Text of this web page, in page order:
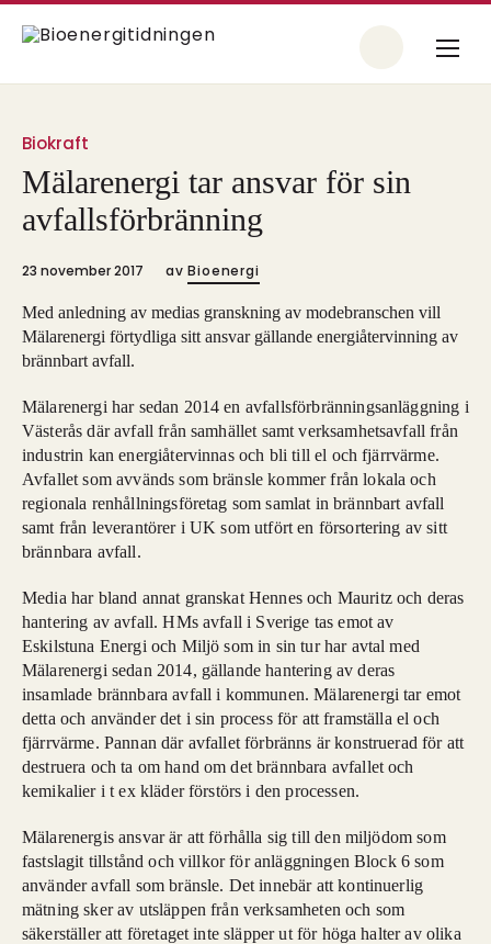
Biokraft
Mälarenergi tar ansvar för sin
avfallsförbränning
23 november 2017 av Bioenergi
Med anledning av medias granskning av modebranschen vill
Mälarenergi förtydliga sitt ansvar gällande energiåtervinning av
brännbart avfall.
Mälarenergi har sedan 2014 en avfallsförbränningsanläggning i
Västerås där avfall från samhället samt verksamhetsavfall från
industrin kan energiåtervinnas och bli till el och fjärrvärme.
Avfallet som avvänds som bränsle kommer från lokala och
regionala renhållningsföretag som samlat in brännbart avfall
samt från leverantörer i UK som utfört en försortering av sitt
brännbara avfall.
Media har bland annat granskat Hennes och Mauritz och deras
hantering av avfall. HMs avfall i Sverige tas emot av
Eskilstuna Energi och Miljö som in sin tur har avtal med
Mälarenergi sedan 2014, gällande hantering av deras
insamlade brännbara avfall i kommunen. Mälarenergi tar emot
detta och använder det i sin process för att framställa el och
fjärrvärme. Pannan där avfallet förbränns är konstruerad för att
destruera och ta om hand om det brännbara avfallet och
kemikalier i t ex kläder förstörs i den processen.
Mälarenergis ansvar är att förhålla sig till den miljödom som
fastslagit tillstånd och villkor för anläggningen Block 6 som
använder avfall som bränsle. Det innebär att kontinuerlig
mätning sker av utsläppen från verksamheten och som
säkerställer att företaget inte släpper ut för höga halter av olika